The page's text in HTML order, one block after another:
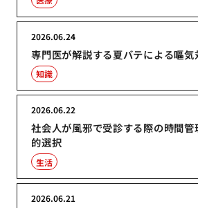
専門医が解説する夏バテによる嘔気
2026.06.24
知識
社会人が風邪で受診する際の時間
的選択
2026.06.22
生活
2026.06.21